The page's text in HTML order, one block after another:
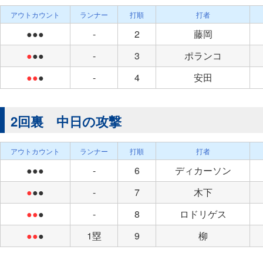
アウトカウント ランナー 打順 打者
●●● - 2
藤岡
●●● - 3
ポランコ
●●● - 4 安田
2回裏 中日の攻撃
アウトカウント ランナー 打順 打者
●●● - 6
ディカーソン
●●● - 7
木下
●●● - 8
ロドリゲス
●●● 1塁 9 柳